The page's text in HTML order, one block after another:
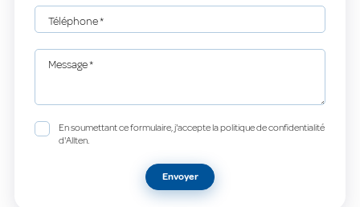
Téléphone*
Message*
En soumettant ce formulaire, j'accepte la politique de confidentialité
d'Allten.
Envoyer